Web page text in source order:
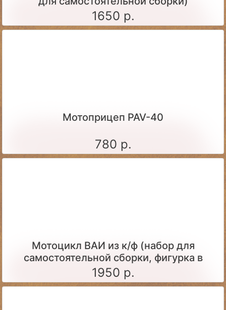
1650 р.
Мотоприцеп PAV-40
780 р.
Мотоцикл ВАИ из к/ф (набор для
самостоятельной сборки, фигурка в
комплекте)
1950 р.